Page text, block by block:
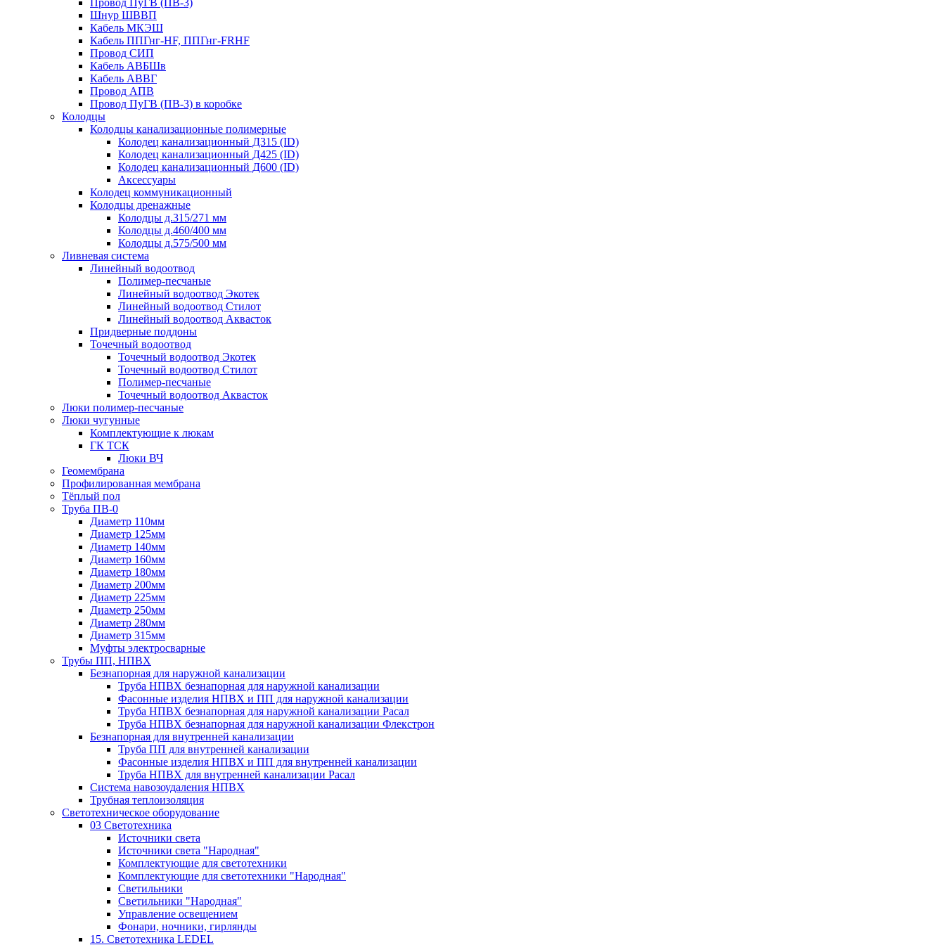
Шнур ШВВП
Кабель МКЭШ
Кабель ППГнг-HF, ППГнг-FRHF
Провод СИП
Кабель АВБШв
Кабель АВВГ
Провод АПВ
Провод ПуГВ (ПВ-3) в коробке
Колодцы
Колодцы канализационные полимерные
Колодец канализационный Д315 (ID)
Колодец канализационный Д425 (ID)
Колодец канализационный Д600 (ID)
Аксессуары
Колодец коммуникационный
Колодцы дренажные
Колодцы д.315/271 мм
Колодцы д.460/400 мм
Колодцы д.575/500 мм
Ливневая система
Линейный водоотвод
Полимер-песчаные
Линейный водоотвод Экотек
Линейный водоотвод Стилот
Линейный водоотвод Аквасток
Придверные поддоны
Точечный водоотвод
Точечный водоотвод Экотек
Точечный водоотвод Стилот
Полимер-песчаные
Точечный водоотвод Аквасток
Люки полимер-песчаные
Люки чугунные
Комплектующие к люкам
ГК ТСК
Люки ВЧ
Геомембрана
Профилированная мембрана
Тёплый пол
Труба ПВ-0
Диаметр 110мм
Диаметр 125мм
Диаметр 140мм
Диаметр 160мм
Диаметр 180мм
Диаметр 200мм
Диаметр 225мм
Диаметр 250мм
Диаметр 280мм
Диаметр 315мм
Муфты электросварные
Трубы ПП, НПВХ
Безнапорная для наружной канализации
Труба НПВХ безнапорная для наружной канализации
Фасонные изделия НПВХ и ПП для наружной канализации
Труба НПВХ безнапорная для наружной канализации Расал
Труба НПВХ безнапорная для наружной канализации Флекстрон
Безнапорная для внутренней канализации
Труба ПП для внутренней канализации
Фасонные изделия НПВХ и ПП для внутренней канализации
Труба НПВХ для внутренней канализации Расал
Система навозоудаления НПВХ
Трубная теплоизоляция
Светотехническое оборудование
03 Светотехника
Источники света
Источники света "Народная"
Комплектующие для светотехники
Комплектующие для светотехники "Народная"
Светильники
Светильники "Народная"
Управление освещением
Фонари, ночники, гирлянды
15. Светотехника LEDEL